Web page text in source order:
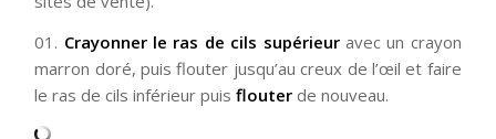
01. Crayonner le ras de cils supérieuravec un crayon
marron doré, puis flouter jusqu’au creux de l’œil et faire
le ras de cils inférieur puisflouter de nouveau.